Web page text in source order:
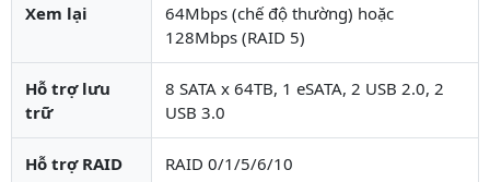
Xem lại
64Mbps (chế độ thường) hoặc
128Mbps (RAID 5)
Hỗ trợ lưu
trữ
8 SATA x 64TB, 1 eSATA, 2 USB 2.0, 2
USB 3.0
Hỗ trợ RAID RAID 0/1/5/6/10